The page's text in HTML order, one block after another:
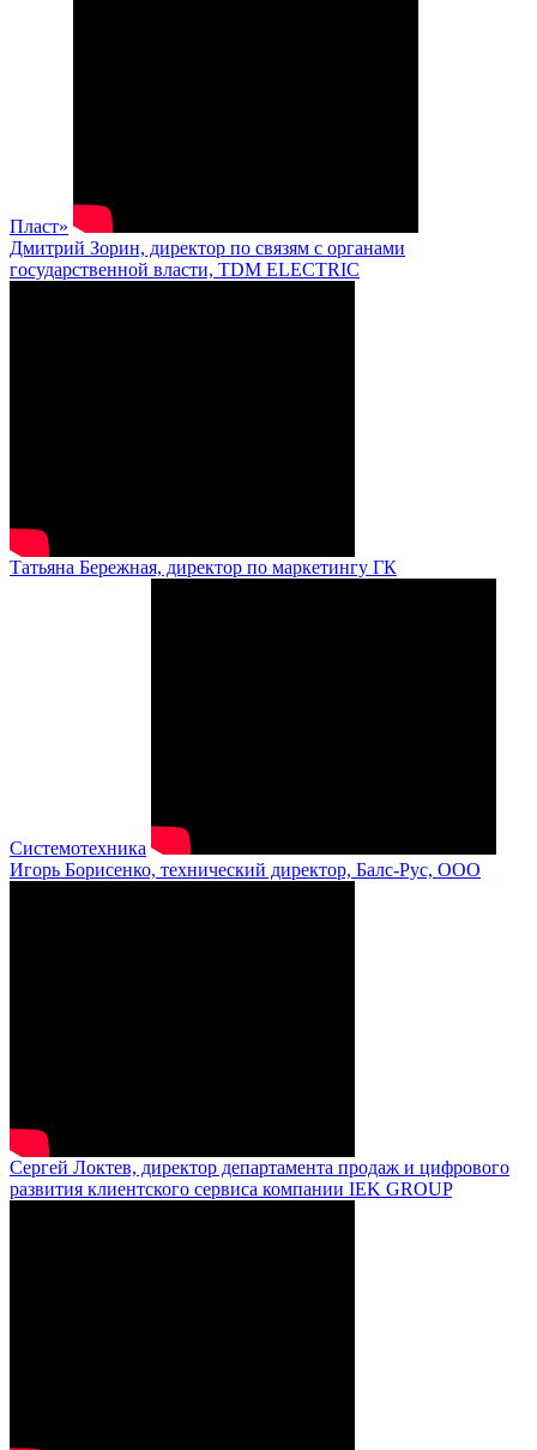
Пласт»
Дмитрий Зорин, директор по связям с органами
государственной власти, TDM ELECTRIC
Татьяна Бережная, директор по маркетингу ГК
Системотехника
Игорь Борисенко, технический директор, Балс-Рус, ООО
Сергей Локтев, директор департамента продаж и цифрового
развития клиентского сервиса компании IEK GROUP